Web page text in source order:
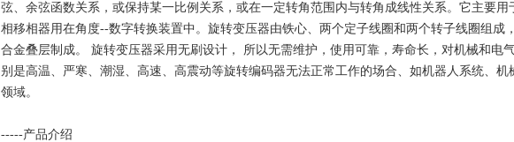
弦、余弦函数关系，或保持某一比例关系，或在一定转角范围内与转角成线性关系。它主要
相移相器用在角度--数字转换装置中。旋转变压器由铁心、两个定子线圈和两个转子线圈组
合金叠层制成。 旋转变压器采用无刷设计， 所以无需维护，使用可靠，寿命长，对机械和电
别是高温、严寒、潮湿、高速、高震动等旋转编码器无法正常工作的场合、如机器人系统、
领域。
-----产品介绍